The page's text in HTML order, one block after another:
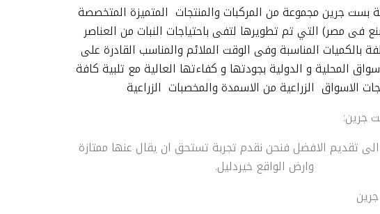
بست زنكال توب
بست جرين مجموعة من المركبات والمنتجات المتميزة المتخصصة
فى مصر) التي تم تطويرها لتفى باحتياجات النبات من العناصر
بالكميات المناسبة وفى الوقت الملائم والمناسب القادرة على
المحلية و الدولية بجودتها و كفاءتها العالية مع تلبية كافة
الاسواق الزراعية من الاسمدة والمخصبات الزراعية
جرين:
تقديم الافضل فنحن نقدم تجربة تستحق ان يقال عنها ممتازة
وارض الواقع خيردليل.